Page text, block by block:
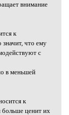
внимание
к
что ему
с
в меньшей
к
больше ценит их